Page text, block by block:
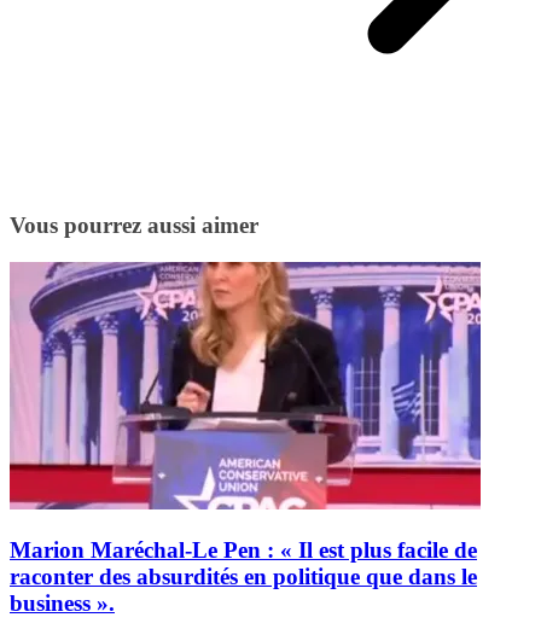
Vous pourrez aussi aimer
Marion Maréchal-Le Pen : « Il est plus facile de
raconter des absurdités en politique que dans le
business ».